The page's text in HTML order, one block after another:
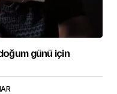
günü için